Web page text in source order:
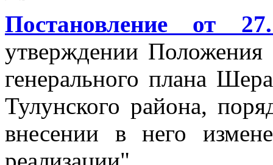
Постановление от
утверждении Положения
генерального плана
Тулунского района,
внесении в него